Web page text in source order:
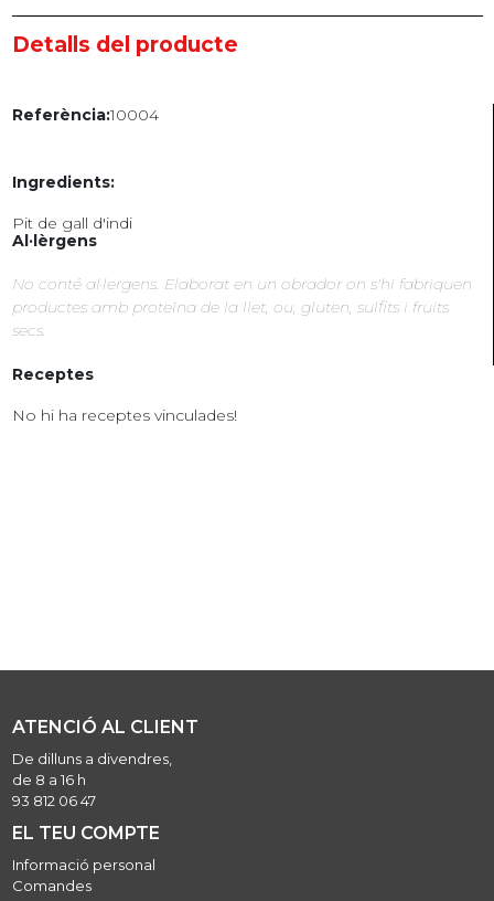
Detalls del producte
Referència:10004
Ingredients:
Pit de gall d'indi
Al·lèrgens
No conté al·lergens. Elaborat en un obrador on s'hi fabriquen
productes amb proteïna de la llet, ou, gluten, sulfits i fruits
secs.
Receptes
No hi ha receptes vinculades!
ATENCIÓ AL CLIENT
De dilluns a divendres,
de 8 a 16 h
93 812 06 47
EL TEU COMPTE
Informació personal
Comandes